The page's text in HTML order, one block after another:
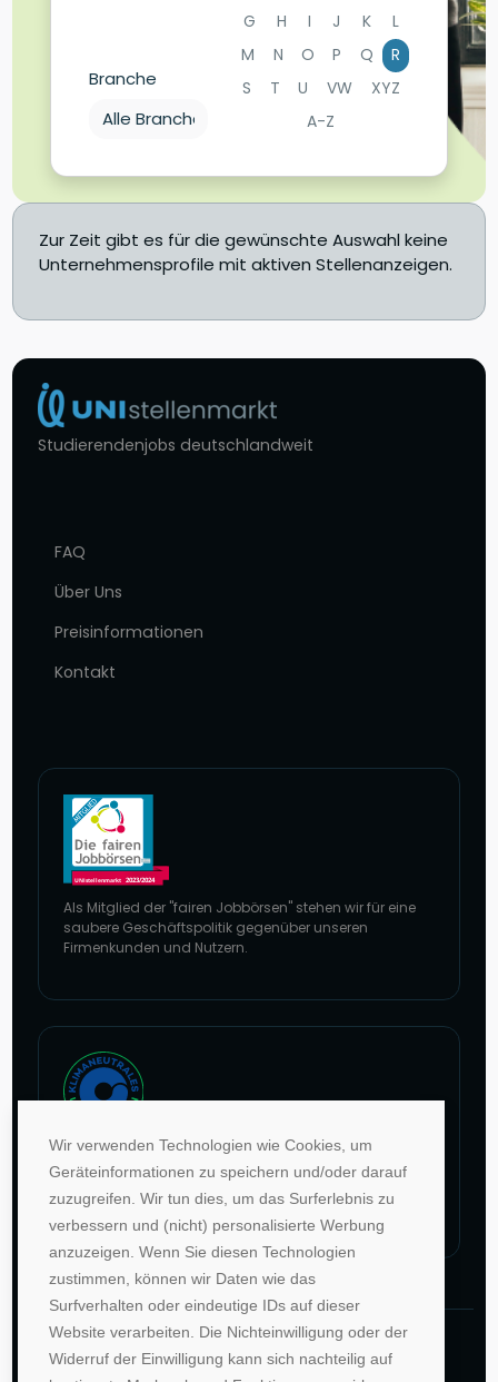
Wir verwenden Technologien wie Cookies, um
Geräteinformationen zu speichern und/oder darauf
zuzugreifen. Wir tun dies, um das Surferlebnis zu
verbessern und (nicht) personalisierte Werbung
anzuzeigen. Wenn Sie diesen Technologien
zustimmen, können wir Daten wie das
Surfverhalten oder eindeutige IDs auf dieser
Website verarbeiten. Die Nichteinwilligung oder der
Widerruf der Einwilligung kann sich nachteilig auf
Branche
G
H I J K
L
M
N O P Q
R
S
T U VW
XYZ
A-Z
Zur Zeit gibt es für die gewünschte Auswahl keine
Unternehmensprofile mit aktiven Stellenanzeigen.
Studierendenjobs deutschlandweit
FAQ
Über Uns
Preisinformationen
Kontakt
Als Mitglied der "fairen Jobbörsen" stehen wir für eine
saubere Geschäftspolitik gegenüber unseren
Firmenkunden und Nutzern.
Im Rahmen unseres Engagements in der Allianz für
Klima und Entwicklung gleichen wir unsere CO2-
Emissionen durch weltweite Projekte aus.
Zur Website von Climate Extender: Klimaneutrales Unternehmen
©1996-2026 Deutsche Hochschulwerbung und -
vertriebs GmbH. Alle Rechte vorbehalten.